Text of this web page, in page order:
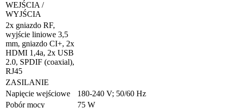
WEJŚCIA /
WYJŚCIA
2x gniazdo RF,
wyjście liniowe 3,5
mm, gniazdo CI+, 2x
HDMI 1,4a, 2x USB
2.0, SPDIF (coaxial),
RJ45
ZASILANIE
Napięcie wejściowe
180-240 V; 50/60 Hz
Pobór mocy
75 W